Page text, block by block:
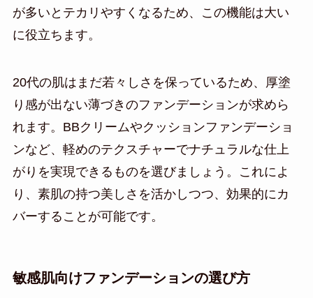
が多いとテカリやすくなるため、この機能は大い
に役立ちます。
20代の肌はまだ若々しさを保っているため、厚塗
り感が出ない薄づきのファンデーションが求めら
れます。BBクリームやクッションファンデーショ
ンなど、軽めのテクスチャーでナチュラルな仕上
がりを実現できるものを選びましょう。これによ
り、素肌の持つ美しさを活かしつつ、効果的にカ
バーすることが可能です。
敏感肌向けファンデーションの選び方